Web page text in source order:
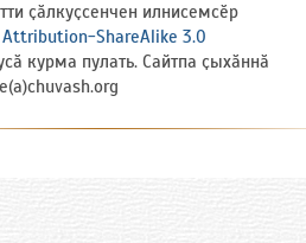
ҫӑлкуҫсенчен илнисемсӗр
Attribution-ShareAlike 3.0
курма пулать. Сайтпа ҫыхӑннӑ